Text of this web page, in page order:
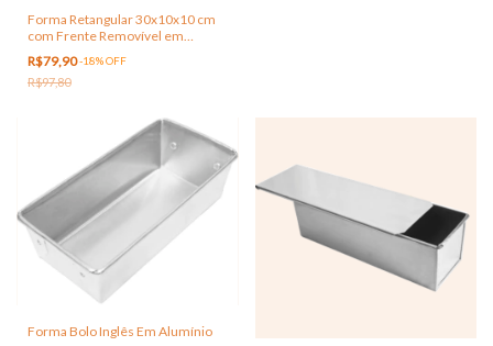
Forma Retangular 30x10x10 cm
com Frente Removível em
Alumínio
R$79,90-18%OFF
R$97,80
Forma Bolo Inglês Em Alumínio